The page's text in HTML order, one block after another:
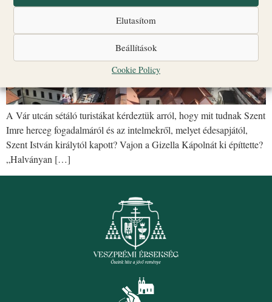
Elutasítom
Beállítások
Cookie Policy
A Vár utcán sétáló turistákat kérdeztük arról, hogy mit tudnak Szent
Imre herceg fogadalmáról és az intelmekről, melyet édesapjától,
Szent István királytól kapott? Vajon a Gizella Kápolnát ki építtette?
„Halványan […]